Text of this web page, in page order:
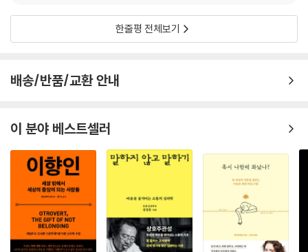
한줄평 전체보기
배송/반품/교환 안내
이 분야 베스트셀러